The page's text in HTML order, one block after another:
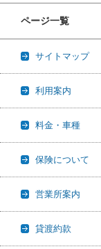
ページ一覧
サイトマップ
利用案内
料金・車種
保険について
営業所案内
貸渡約款